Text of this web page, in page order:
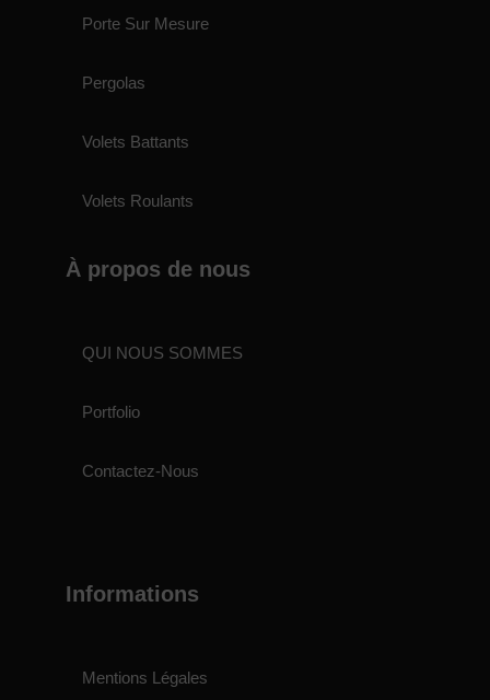
Porte Sur Mesure
Pergolas
Volets Battants
Volets Roulants
À propos de nous
QUI NOUS SOMMES
Portfolio
Contactez-Nous
Informations
Mentions Légales